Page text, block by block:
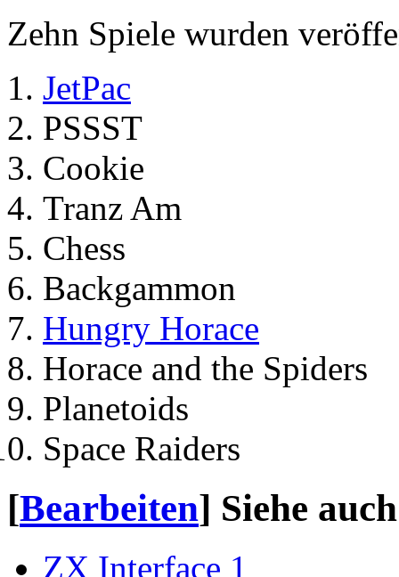
Zehn Spiele wurden
JetPac
PSSST
Cookie
Tranz Am
Chess
Backgammon
Hungry Horace
Horace and the Spiders
Planetoids
Space Raiders
[Bearbeiten] Siehe auch
ZX Interface 1